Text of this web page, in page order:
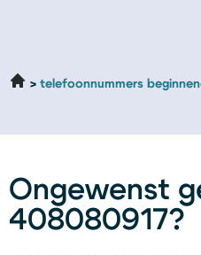
telefoonnummers
Ongewenst
408080917?